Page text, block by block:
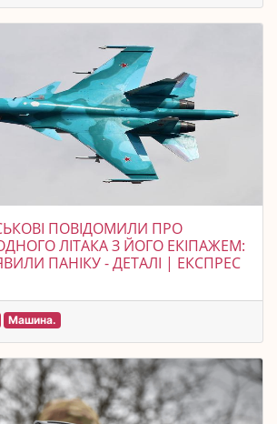
ПОВІДОМИЛИ ПРО
ЛІТАКА З ЙОГО ЕКІПАЖЕМ:
ПАНІКУ - ДЕТАЛІ | ЕКСПРЕС
Машина.